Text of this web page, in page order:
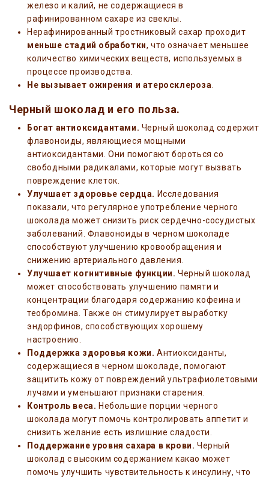
железо и калий, не содержащиеся в
рафинированном сахаре из свеклы.
Нерафинированный тростниковый сахар проходит
меньше стадий обработки, что означает меньшее
количество химических веществ, используемых в
процессе производства.
Не вызывает ожирения и атеросклероза
Черный шоколад и его польза.
Богат антиоксидантами. Черный шоколад содержит
флавоноиды, являющиеся мощными
антиоксидантами. Они помогают бороться со
свободными радикалами, которые могут вызвать
повреждение клеток.
Улучшает здоровье сердца. Исследования
показали, что регулярное употребление черного
шоколада может снизить риск сердечно-сосудистых
заболеваний. Флавоноиды в черном шоколаде
способствуют улучшению кровообращения и
снижению артериального давления.
Улучшает когнитивные функции. Черный шоколад
может способствовать улучшению памяти и
концентрации благодаря содержанию кофеина и
теобромина. Также он стимулирует выработку
эндорфинов, способствующих хорошему
настроению.
Поддержка здоровья кожи. Антиоксиданты,
содержащиеся в черном шоколаде, помогают
защитить кожу от повреждений ультрафиолетовыми
лучами и уменьшают признаки старения.
Контроль веса. Небольшие порции черного
шоколада могут помочь контролировать аппетит и
снизить желание есть излишние сладости.
Поддержание уровня сахара в крови.Черный
шоколад с высоким содержанием какао может
помочь улучшить чувствительность к инсулину, что